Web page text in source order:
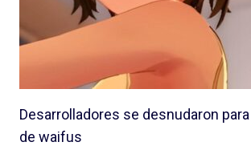
Desarrolladores se desnudaron
de waifus